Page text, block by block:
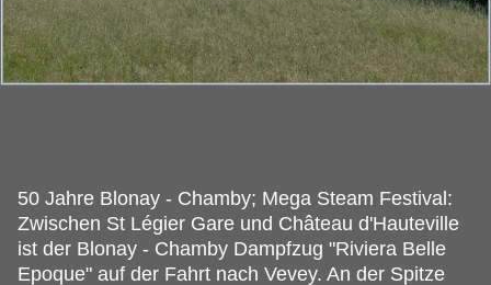
50 Jahre Blonay - Chamby; Mega Steam Festival:
Zwischen St Légier Gare und Château d'Hauteville
ist der Blonay - Chamby Dampfzug "Riviera Belle
Epoque" auf der Fahrt nach Vevey. An der Spitze